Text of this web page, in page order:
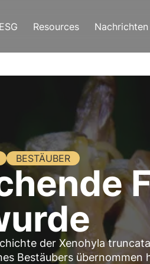
ESG Resources
BESTÄUBER
der Xenohyla
Bestäubers übernommen